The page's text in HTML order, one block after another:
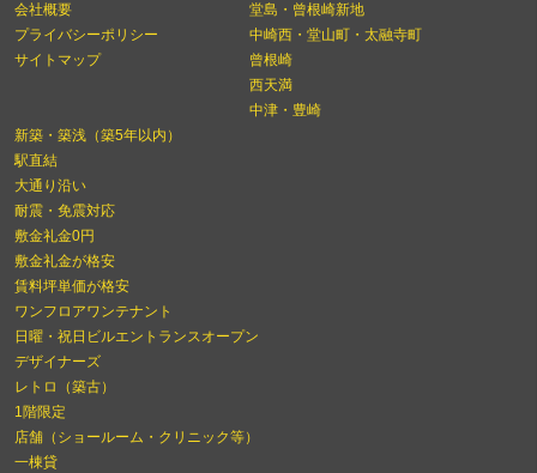
会社概要
プライバシーポリシー
サイトマップ
堂島・曾根崎新地
中崎西・堂山町・太融寺町
曾根崎
西天満
中津・豊崎
新築・築浅（築5年以内）
駅直結
大通り沿い
耐震・免震対応
敷金礼金0円
敷金礼金が格安
賃料坪単価が格安
ワンフロアワンテナント
日曜・祝日ビルエントランスオープン
デザイナーズ
レトロ（築古）
1階限定
店舗（ショールーム・クリニック等）
一棟貸